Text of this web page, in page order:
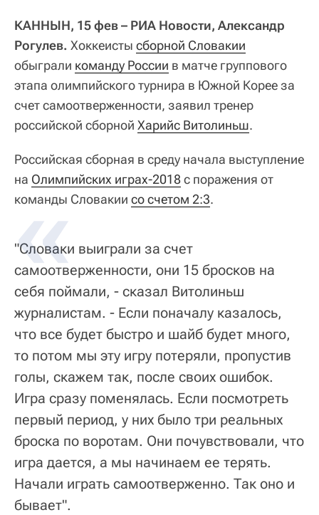
КАННЫН, 15 фев – РИА Новости, Александр
Рогулев. Хоккеисты сборной Словакии
обыграли команду России в матче группового
этапа олимпийского турнира в Южной Корее за
счет самоотверженности, заявил тренер
российской сборной Харийс Витолиньш.
Российская сборная в среду начала выступление
на Олимпийских играх-2018с поражения от
команды Словакии со счетом 2:3.
"Словаки выиграли за счет
самоотверженности, они 15 бросков на
себя поймали, - сказал Витолиньш
журналистам. - Если поначалу казалось,
что все будет быстро и шайб будет много,
то потом мы эту игру потеряли, пропустив
голы, скажем так, после своих ошибок.
Игра сразу поменялась. Если посмотреть
первый период, у них было три реальных
броска по воротам. Они почувствовали, что
игра дается, а мы начинаем ее терять.
Начали играть самоотверженно. Так оно и
бывает".